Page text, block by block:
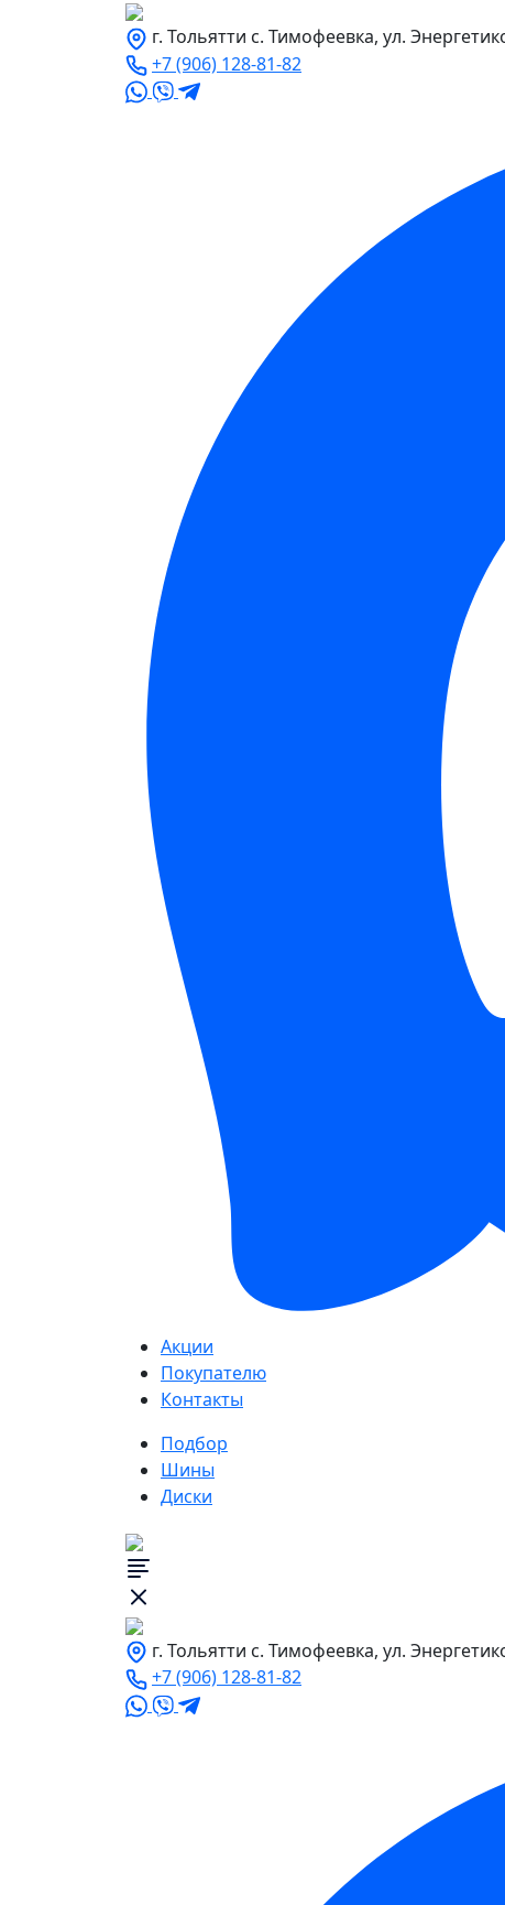
г. Тольятти с. Тимофеевка, ул.
+7 (906) 128-81-82
Акции
Покупателю
Контакты
Подбор
Шины
Диски
г. Тольятти с. Тимофеевка, ул.
+7 (906) 128-81-82